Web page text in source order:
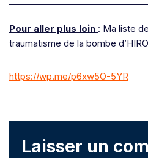
Pour aller plus loin : Ma liste
traumatisme de la bombe
https://wp.me/p6xw5O-5YR
Laisser un